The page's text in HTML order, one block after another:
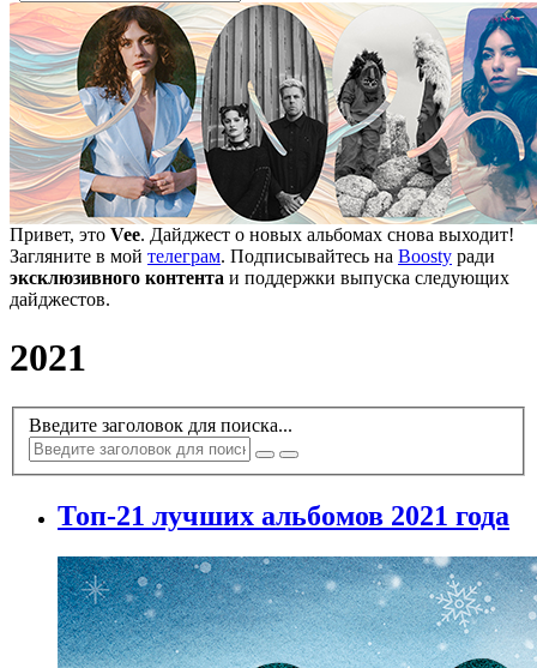
Привет, это Vee. Дайджест о новых альбомах снова выходит!
Загляните в мой телеграм. Подписывайтесь на Boosty ради
эксклюзивного контента и поддержки выпуска следующих
дайджестов.
2021
Введите заголовок для поиска...
Топ-21 лучших альбомов 2021 года